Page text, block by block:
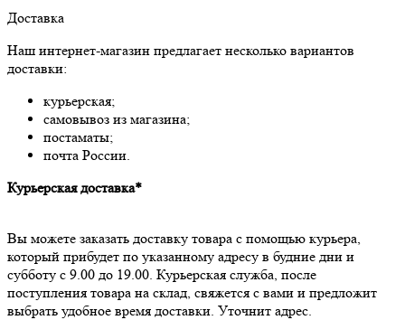
Доставка
Наш интернет-магазин предлагает несколько вариантов
доставки:
курьерская;
самовывоз из магазина;
постаматы;
почта России.
Курьерская доставка*
Вы можете заказать доставку товара с помощью курьера,
который прибудет по указанному адресу в будние дни и
субботу с 9.00 до 19.00. Курьерская служба, после
поступления товара на склад, свяжется с вами и предложит
выбрать удобное время доставки. Уточнит адрес.